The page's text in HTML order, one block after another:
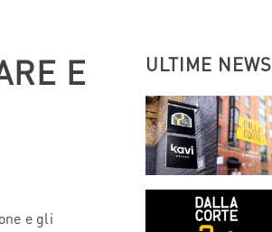
E
e gli
ULTIME NEWS